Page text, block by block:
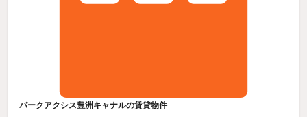
パークアクシス豊洲キャナルの賃貸物件